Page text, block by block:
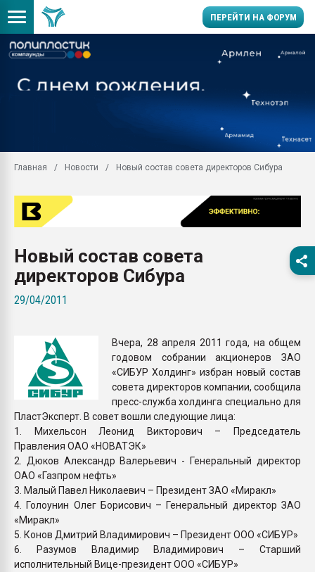
ПЕРЕЙТИ НА ФОРУМ
заводу пластмасс"
Помощь в подборе
Вакуум-формовочные
ближайшее
первый план в
бутылок
ПЕРЕЙТИ НА
Главная Новости Новый состав совета директоров Сибура
Новый состав совета
директоров Сибура
29/04/2011
Вчера, 28 апреля 2011 года, на общем
годовом собрании акционеров ЗАО
«СИБУР Холдинг» избран новый состав
совета директоров компании, сообщила
пресс-служба холдинга специально для
ПластЭксперт. В совет вошли следующие лица:
1. Михельсон Леонид Викторович – Председатель
Правления ОАО «НОВАТЭК»
2. Дюков Александр Валерьевич - Генеральный директор
ОАО «Газпром нефть»
3. Малый Павел Николаевич – Президент ЗАО «Миракл»
4. Голоунин Олег Борисович – Генеральный директор ЗАО
«Миракл»
5. Конов Дмитрий Владимирович – Президент ООО «СИБУР»
6. Разумов Владимир Владимирович – Старший
исполнительный Вице-президент ООО «СИБУР»